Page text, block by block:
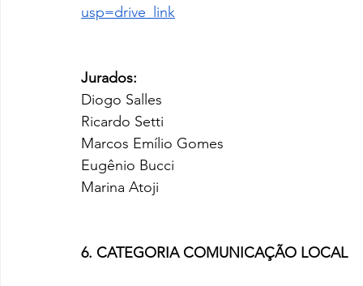
usp=drive_link
Jurados:
Diogo Salles
Ricardo Setti
Marcos Emílio Gomes
Eugênio Bucci
Marina Atoji
6. CATEGORIA COMUNICAÇÃO LOCAL